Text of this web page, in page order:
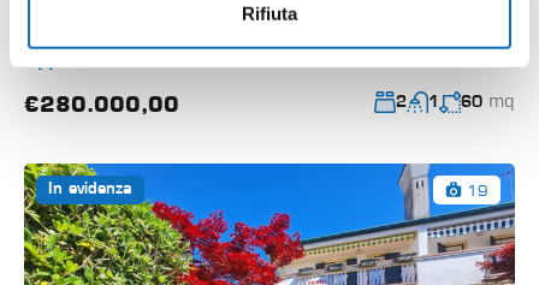
Rifiuta
€280.000,00 2 1 60 mq
In evidenza 19